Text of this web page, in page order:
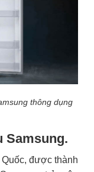
thông dụng
Samsung.
được thành